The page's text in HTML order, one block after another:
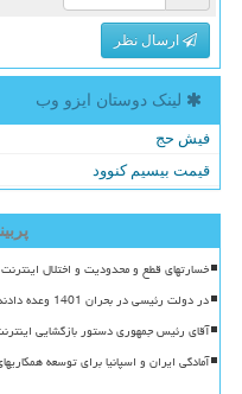
ارسال نظر
لینک دوستان ایزو وب
فیش حج
قیمت بیسیم کنوود
خسارتهای قطع و محدودیت و اختلال
در دولت رئیسی در بحران 1401 وعده دادند اینترنت به طور موقت قطع می شود اما ماندگار شد
آقای رئیس جمهوری دستور بازگشایی
آمادگی ایران و اسپانیا برای توسعه